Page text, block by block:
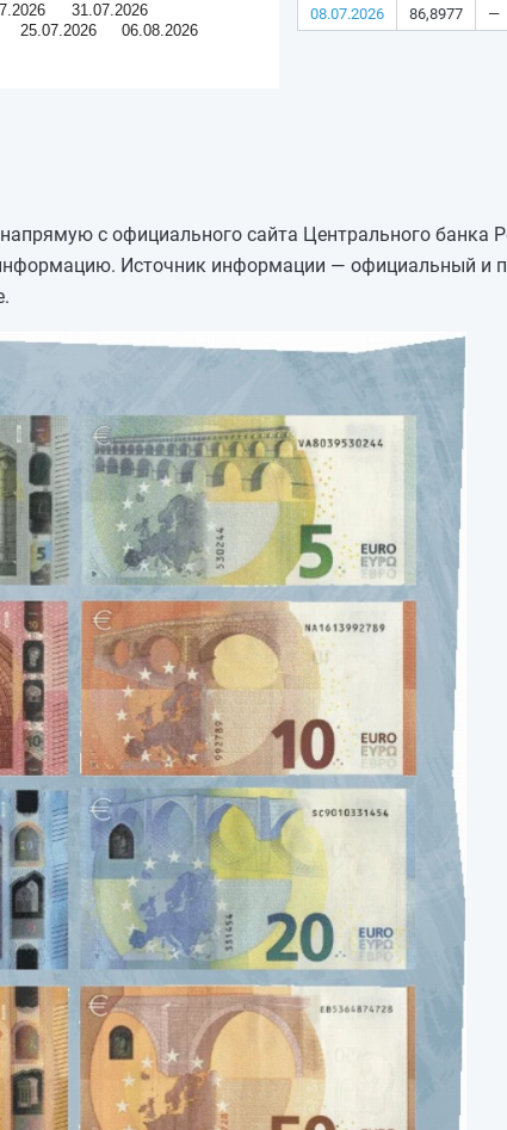
25.07.2026
31.07.2026
06.08.2026
08.07.2026
86,8977 —
с официального сайта Центрального
Источник информации — официальный и